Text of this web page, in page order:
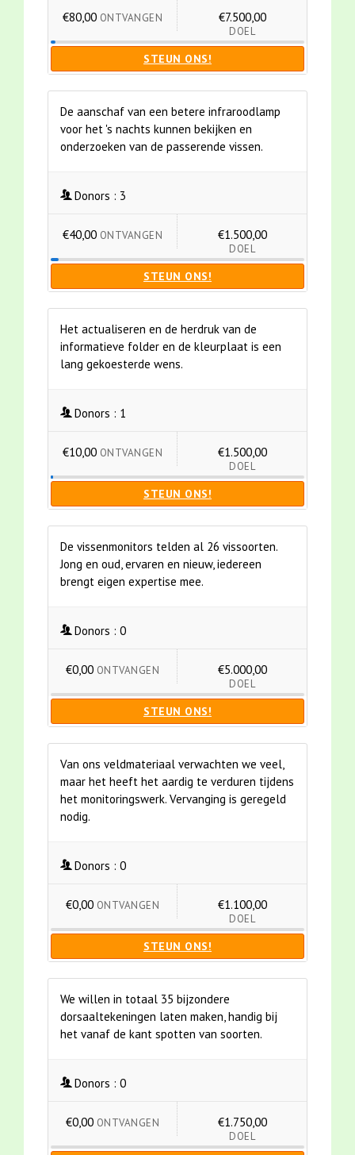
€80,00 ONTVANGEN €7.500,00
DOEL
STEUN ONS!
De aanschaf van een betere infraroodlamp
voor het 's nachts kunnen bekijken en
onderzoeken van de passerende vissen.
Donors : 3
€40,00 ONTVANGEN €1.500,00
DOEL
STEUN ONS!
Het actualiseren en de herdruk van de
informatieve folder en de kleurplaat is een
lang gekoesterde wens.
Donors : 1
€10,00 ONTVANGEN €1.500,00
DOEL
STEUN ONS!
De vissenmonitors telden al 26 vissoorten.
Jong en oud, ervaren en nieuw, iedereen
brengt eigen expertise mee.
Donors : 0
€0,00 ONTVANGEN €5.000,00
DOEL
STEUN ONS!
Van ons veldmateriaal verwachten we veel,
maar het heeft het aardig te verduren tijdens
het monitoringswerk. Vervanging is geregeld
nodig.
Donors : 0
€0,00 ONTVANGEN €1.100,00
DOEL
STEUN ONS!
We willen in totaal 35 bijzondere
dorsaaltekeningen laten maken, handig bij
het vanaf de kant spotten van soorten.
Donors : 0
€0,00 ONTVANGEN €1.750,00
DOEL